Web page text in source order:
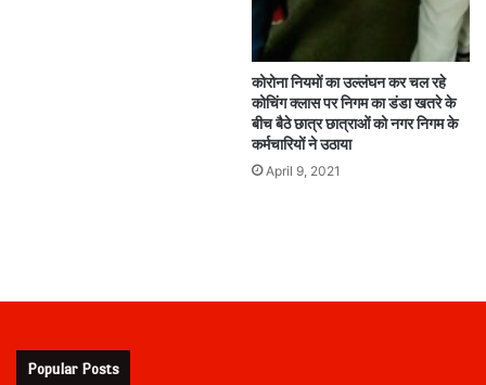
कोरोना नियमों का उल्लंघन कर चल रहे
कोचिंग क्लास पर निगम का डंडा खतरे के
बीच बैठे छात्र छात्राओं को नगर निगम के
कर्मचारियों ने उठाया
April 9, 2021
Popular Posts